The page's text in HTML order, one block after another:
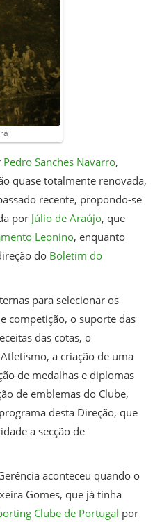
Pedro Sanches Navarro,
quase totalmente renovada,
recente, propondo-se
por Júlio de Araújo, que
Leonino, enquanto
do Boletim do
para selecionar os
competição, o suporte das
das cotas, o
a criação de uma
de medalhas e diplomas
de emblemas do Clube,
desta Direção, que
a secção de
aconteceu quando o
Gomes, que já tinha
Clube de Portugal por